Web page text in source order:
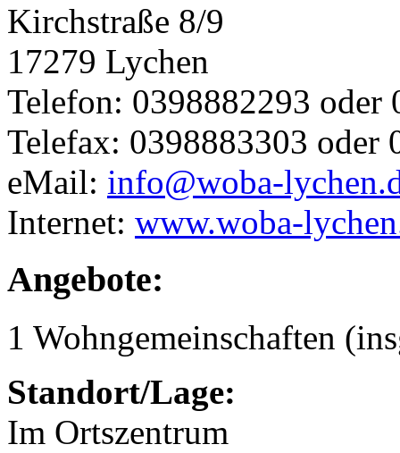
Kirchstraße 8/9
17279 Lychen
Telefon: 0398882293 oder
Telefax: 0398883303 oder
eMail: info@woba-
Internet: www.woba-
Angebote:
1 Wohngemeinschaften
Standort/Lage:
Im Ortszentrum